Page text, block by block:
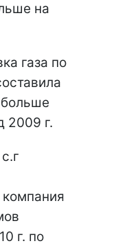
на
газа по
больше
2009 г.
г. по